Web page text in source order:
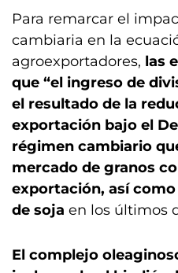
Para remarcar el
cambiaria en la
agroexportadores, las
que “el ingreso de
el resultado de la
exportación bajo el
régimen cambiario
mercado de granos
exportación, así
de soja en los últimos
El complejo